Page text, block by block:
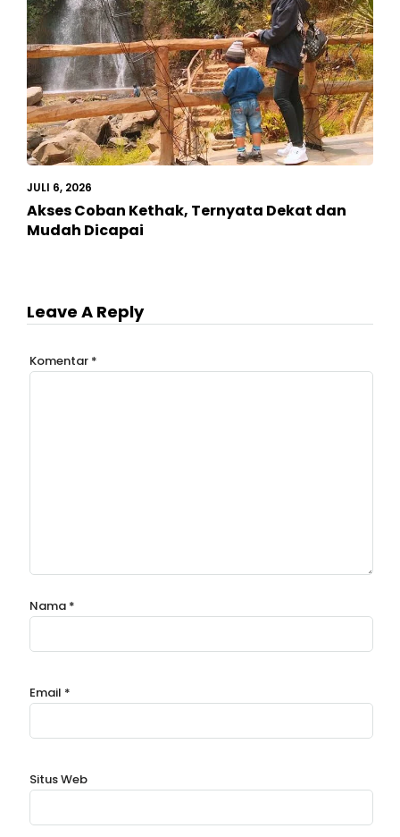
JULI 6, 2026
Akses Coban Kethak, Ternyata Dekat dan
Mudah Dicapai
Leave A Reply
Komentar *
Nama *
Email *
Situs Web